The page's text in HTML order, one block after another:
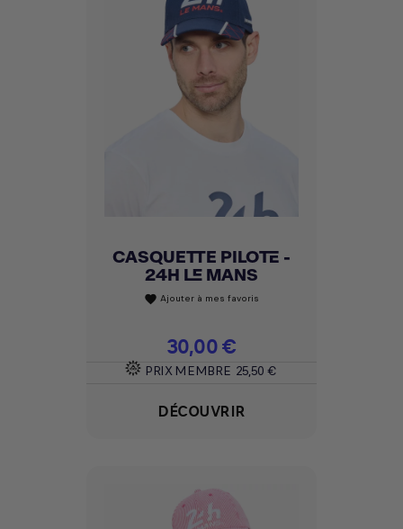
CASQUETTE PILOTE -
24H LE MANS
favorite Ajouter à mes favoris
Prix
30,00 €
PRIX MEMBRE 25,50 €
DÉCOUVRIR